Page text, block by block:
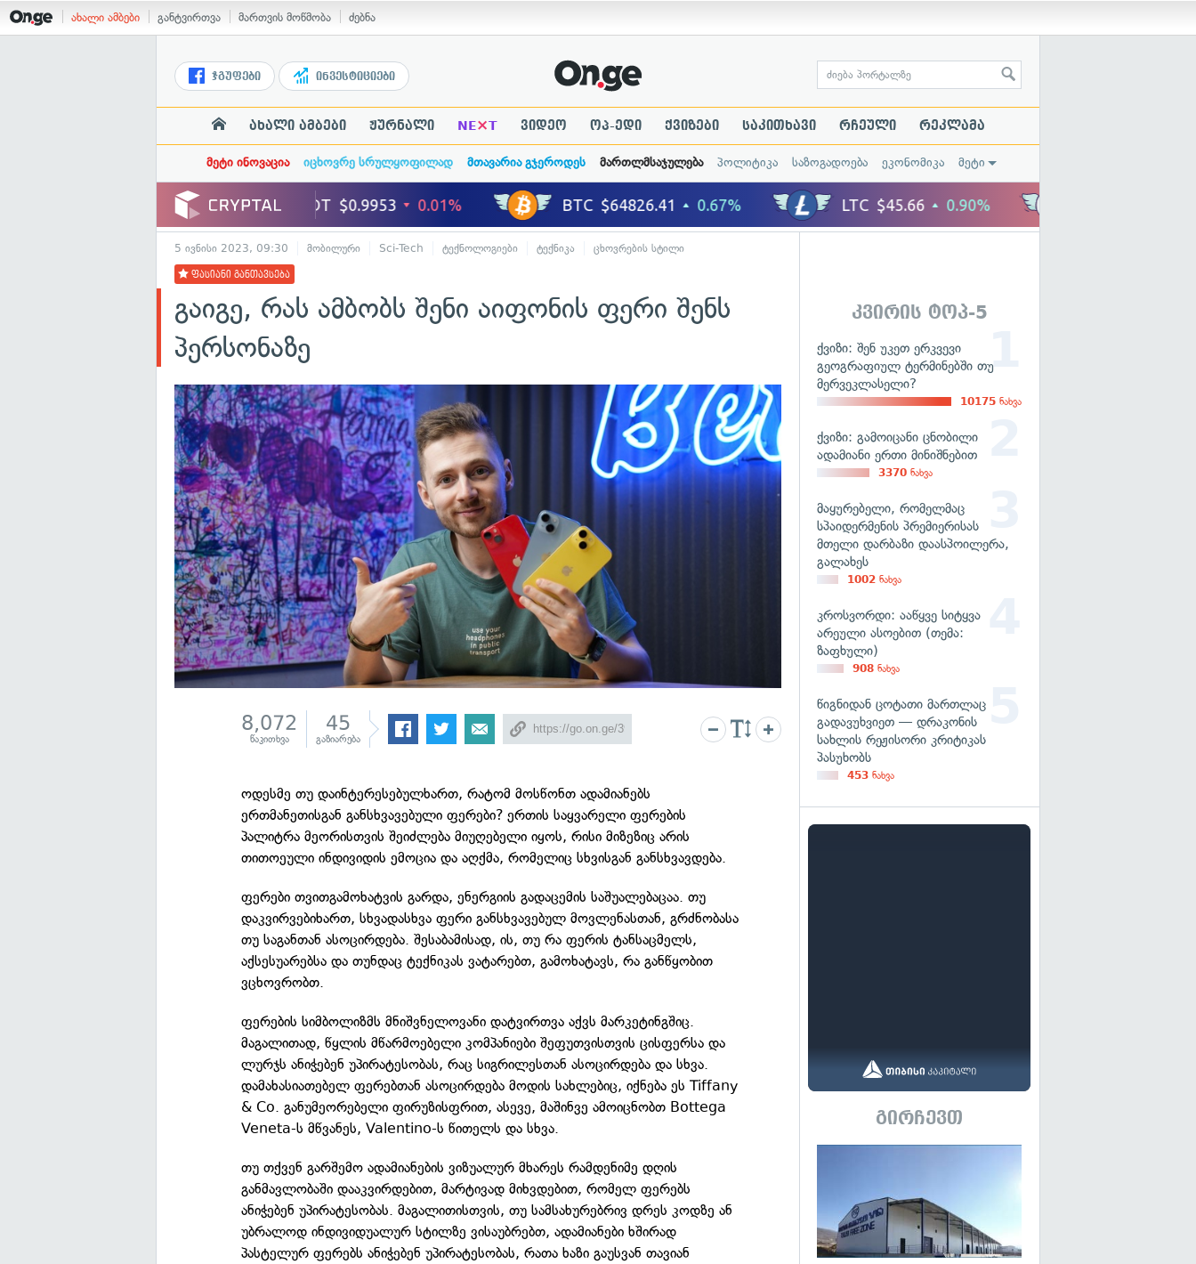
ახალი ამბები განტვირთვა მართვის მოწმობა ძებნა
ჯგუფები ინვესტიციები
ახალი ამბები ჟურნალი NE×T ვიდეო ოპ-ედი ქვიზები საკითხავი რჩეული რეკლამა
მეტი ინოვაცია იცხოვრე სრულყოფილად მთავარია გჯეროდეს მართლმსაჯულება პოლიტიკა საზოგადოება ეკონომიკა მეტი
5 ივნისი 2023, 09:30 მობილური Sci-Tech ტექნოლოგიები ტექნიკა ცხოვრების სტილი
ფასიანი განთავსება
გაიგე, რას ამბობს შენი აიფონის ფერი შენს
პერსონაზე
8,072
წაკითხვა
45
გაზიარება
ოდესმე თუ დაინტერესებულხართ, რატომ მოსწონთ ადამიანებს
ერთმანეთისგან განსხვავებული ფერები? ერთის საყვარელი ფერების
პალიტრა მეორისთვის შეიძლება მიუღებელი იყოს, რისი მიზეზიც არის
თითოეული ინდივიდის ემოცია და აღქმა, რომელიც სხვისგან განსხვავდება.
ფერები თვითგამოხატვის გარდა, ენერგიის გადაცემის საშუალებაცაა. თუ
დაკვირვებიხართ, სხვადასხვა ფერი განსხვავებულ მოვლენასთან, გრძნობასა
თუ საგანთან ასოცირდება. შესაბამისად, ის, თუ რა ფერის ტანსაცმელს,
აქსესუარებსა და თუნდაც ტექნიკას ვატარებთ, გამოხატავს, რა განწყობით
ვცხოვრობთ.
ფერების სიმბოლიზმს მნიშვნელოვანი დატვირთვა აქვს მარკეტინგშიც.
მაგალითად, წყლის მწარმოებელი კომპანიები შეფუთვისთვის ცისფერსა და
ლურჯს ანიჭებენ უპირატესობას, რაც სიგრილესთან ასოცირდება და სხვა.
დამახასიათებელ ფერებთან ასოცირდება მოდის სახლებიც, იქნება ეს Tiffany
& Co. განუმეორებელი ფირუზისფრით, ასევე, მაშინვე ამოიცნობთ Bottega
Veneta-ს მწვანეს, Valentino-ს წითელს და სხვა.
თუ თქვენ გარშემო ადამიანების ვიზუალურ მხარეს რამდენიმე დღის
განმავლობაში დააკვირდებით, მარტივად მიხვდებით, რომელ ფერებს
ანიჭებენ უპირატესობას. მაგალითისთვის, თუ სამსახურებრივ დრეს კოდზე ან
უბრალოდ ინდივიდუალურ სტილზე ვისაუბრებთ, ადამიანები ხშირად
პასტელურ ფერებს ანიჭებენ უპირატესობას, რათა ხაზი გაუსვან თავიან
კვირის ტოპ-5
ქვიზი: შენ უკეთ ერკვევი
გეოგრაფიულ ტერმინებში თუ
მერვეკლასელი?
10175 ნახვა
ქვიზი: გამოიცანი ცნობილი
ადამიანი ერთი მინიშნებით
3370 ნახვა
მაყურებელი, რომელმაც
სპაიდერმენის პრემიერისას
მთელი დარბაზი დაასპოილერა,
გალახეს
1002 ნახვა
კროსვორდი: ააწყვე სიტყვა
არეული ასოებით (თემა:
ზაფხული)
908 ნახვა
წიგნიდან ცოტათი მართლაც
გადავუხვიეთ — დრაკონის
სახლის რეჟისორი კრიტიკას
პასუხობს
453 ნახვა
გირჩევთ